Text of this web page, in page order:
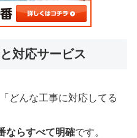
対応サービス
どんな工事に対応してる
ならすべて明確です。